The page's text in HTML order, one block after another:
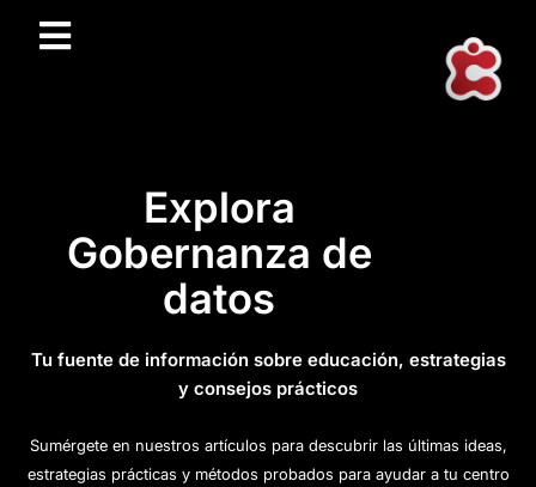
Explora
Gobernanza de
datos
Tu fuente de información sobre educación, estrategias
y consejos prácticos
Sumérgete en nuestros artículos para descubrir las últimas ideas,
estrategias prácticas y métodos probados para ayudar a tu centro